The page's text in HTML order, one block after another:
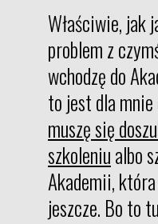
Właściwie, jak
problem z
wchodzę do
to jest dla mnie
muszę się
szkoleniualbo
Akademii,
jeszcze. Bo to